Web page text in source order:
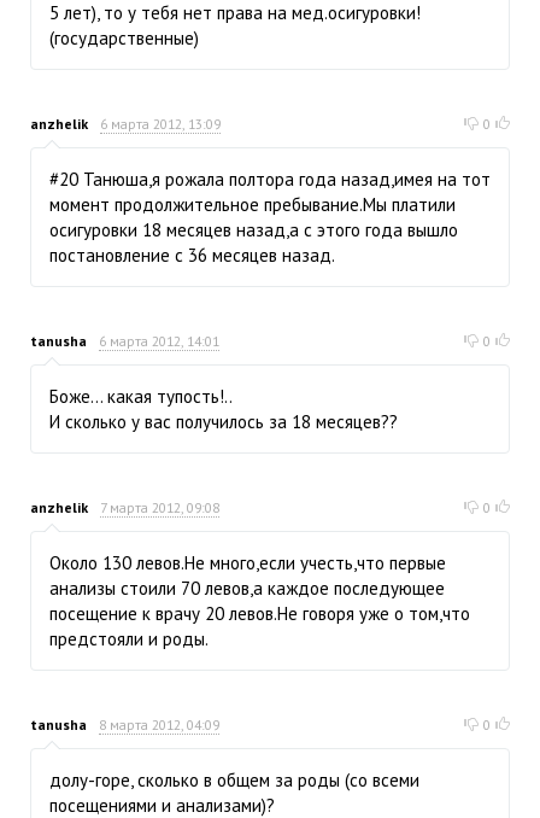
5 лет), то у тебя нет права на мед.осигуровки!
(государственные)
anzhelik 6 марта 2012, 13:09 0
#20 Танюша,я рожала полтора года назад,имея на тот
момент продолжительное пребывание.Мы платили
осигуровки 18 месяцев назад,а с этого года вышло
постановление с 36 месяцев назад.
tanusha 6 марта 2012, 14:01 0
Боже... какая тупость!..
И сколько у вас получилось за 18 месяцев??
anzhelik 7 марта 2012, 09:08 0
Около 130 левов.Не много,если учесть,что первые
анализы стоили 70 левов,а каждое последующее
посещение к врачу 20 левов.Не говоря уже о том,что
предстояли и роды.
tanusha 8 марта 2012, 04:09 0
долу-горе, сколько в общем за роды (со всеми
посещениями и анализами)?